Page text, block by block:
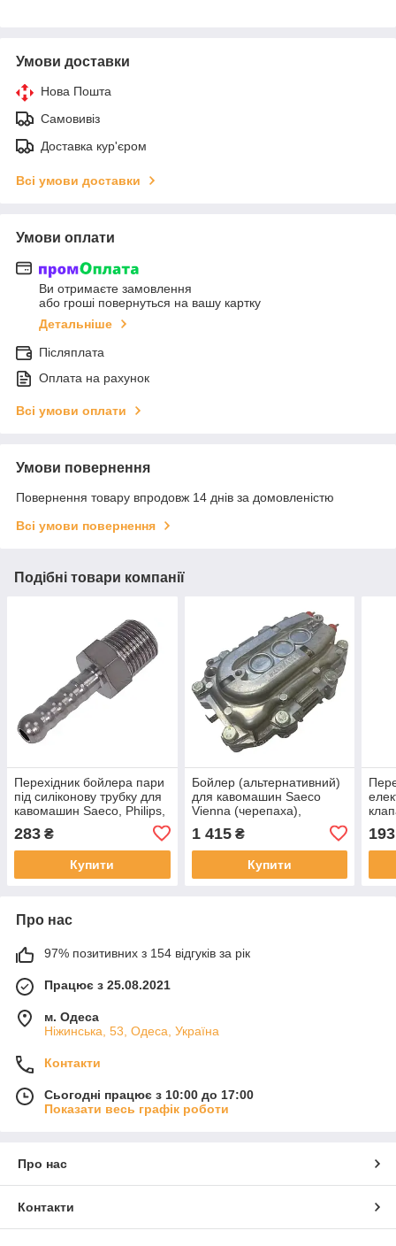
Умови доставки
Нова Пошта
Самовивіз
Доставка кур'єром
Всі умови доставки
Умови оплати
Ви отримаєте замовлення
або гроші повернуться на вашу картку
Детальніше
Післяплата
Оплата на рахунок
Всі умови оплати
Умови повернення
Повернення товару впродовж 14 днів за домовленістю
Всі умови повернення
Подібні товари компанії
Перехідник бойлера пари
під силіконову трубку для
кавомашин Saeco, Philips,
283 ₴
Купити
Бойлер (альтернативний)
для кавомашин Saeco
Vienna (черепаха),
1 415₴
Купити
193
Про нас
97% позитивних з 154 відгуків за рік
Працює з 25.08.2021
м. Одеса
Ніжинська, 53, Одеса, Україна
Контакти
Сьогодні працює з 10:00 до 17:00
Показати весь графік роботи
Про нас
Контакти